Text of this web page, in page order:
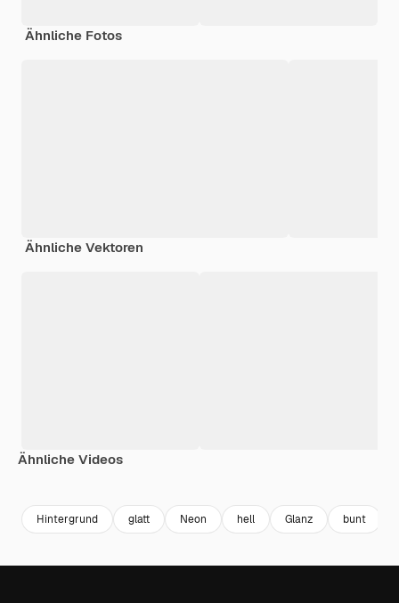
Ähnliche Fotos
Ähnliche Vektoren
Ähnliche Videos
Hintergrund glatt Neon hell Glanz bunt